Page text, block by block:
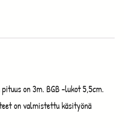
on 3m. BGB -lukot 5,5cm.
on valmistettu käsityönä